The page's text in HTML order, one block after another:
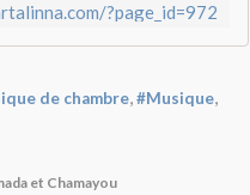
?page_id=972
de chambre,#Musique,
et Chamayou